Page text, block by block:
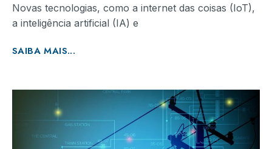
Novas tecnologias, como a internet das coisas (IoT),
a inteligência artificial (IA) e
SAIBA MAIS...